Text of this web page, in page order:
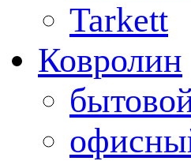
Tarkett
Ковролин